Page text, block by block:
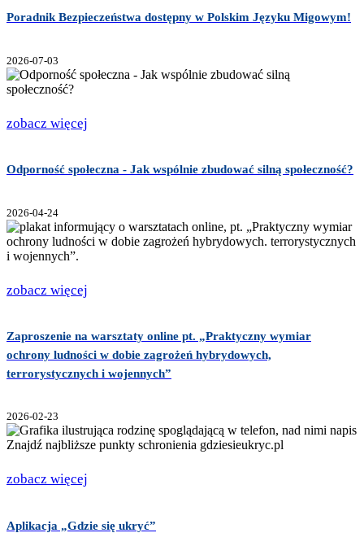
Poradnik Bezpieczeństwa dostępny w Polskim Języku Migowym!
2026-07-03
zobacz więcej
Odporność społeczna - Jak wspólnie zbudować silną społeczność?
2026-04-24
zobacz więcej
Zaproszenie na warsztaty online pt. „Praktyczny wymiar
ochrony ludności w dobie zagrożeń hybrydowych,
terrorystycznych i wojennych”
2026-02-23
zobacz więcej
Aplikacja „Gdzie się ukryć”